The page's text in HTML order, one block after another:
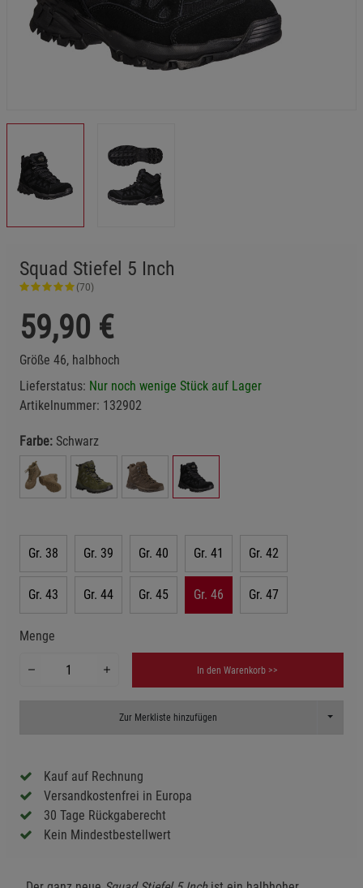
Squad Stiefel 5 Inch
(70)
59,90 €
Größe 46, halbhoch
Lieferstatus: Nur noch wenige Stück auf Lager
Artikelnummer: 132902
Farbe: Schwarz
Gr. 38 Gr. 39 Gr. 40 Gr. 41 Gr. 42
Gr. 43 Gr. 44 Gr. 45 Gr. 46 Gr. 47
Menge
In den Warenkorb >>
Zur Merkliste hinzufügen Toggle
Kauf auf Rechnung
Versandkostenfrei in Europa
30 Tage Rückgaberecht
Kein Mindestbestellwert